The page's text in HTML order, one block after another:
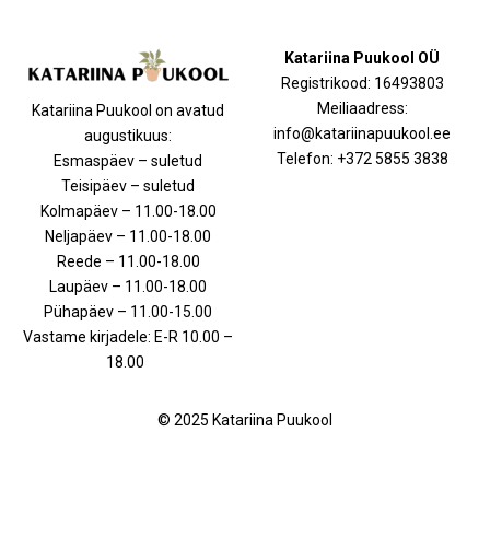
Katariina Puukool on avatud
augustikuus:
Esmaspäev – suletud
Teisipäev – suletud
Kolmapäev – 11.00-18.00
Neljapäev – 11.00-18.00
Reede – 11.00-18.00
Laupäev – 11.00-18.00
Pühapäev – 11.00-15.00
Vastame kirjadele: E-R 10.00 –
18.00
Katariina Puukool OÜ
Registrikood: 16493803
Meiliaadress:
info@katariinapuukool.ee
Telefon: +372 5855 3838
© 2025 Katariina Puukool